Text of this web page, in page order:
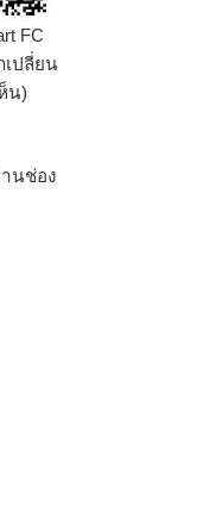
FC
ปลี่ยน
น)
นช่อง